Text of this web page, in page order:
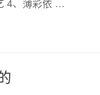
4、薄彩依 …